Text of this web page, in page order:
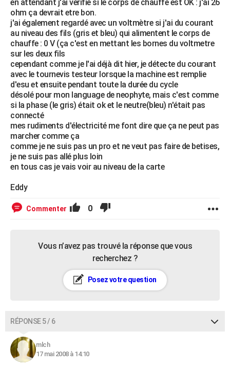
en attendant j'ai vérifié si le corps de chauffe est OK : j'ai 26
ohm ça devrait etre bon.
j'ai également regardé avec un voltmètre si j'ai du courant
au niveau des fils (gris et bleu) qui alimentent le corps de
chauffe : 0 V (ça c'est en mettant les bornes du voltmetre
sur les deux fils
cependant comme je l'ai déjà dit hier, je détecte du courant
avec le tournevis testeur lorsque la machine est remplie
d'esu et ensuite pendant toute la durée du cycle
désolé pour mon language de neophyte, mais c'est comme
si la phase (le gris) était ok et le neutre(bleu) n'était pas
connecté
mes rudiments d'électricité me font dire que ça ne peut pas
marcher comme ça
comme je ne suis pas un pro et ne veut pas faire de betises,
je ne suis pas allé plus loin
en tous cas je vais voir au niveau de la carte
Eddy
Commenter 0
Vous n’avez pas trouvé la réponse que vous
recherchez ?
Posez votre question
RÉPONSE 5 / 6
mlch
17 mai 2008 à 14:10